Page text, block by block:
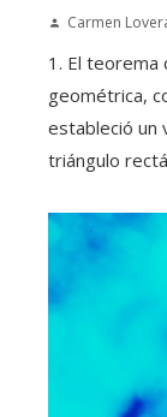
Carmen
1. El teorema
geométrica,
estableció un
triángulo